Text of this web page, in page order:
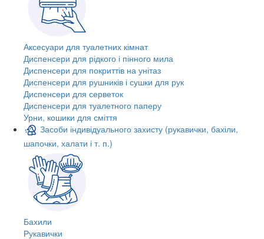
Аксесуари для туалетних кімнат
Диспенсери для рідкого і пінного мила
Диспенсери для покриттів на унітаз
Диспенсери для рушників і сушки для рук
Диспенсери для серветок
Диспенсери для туалетного паперу
Урни, кошики для сміття
Засоби індивідуального захисту (рукавички, бахіли,
шапочки, халати і т. п.)
Бахили
Рукавички